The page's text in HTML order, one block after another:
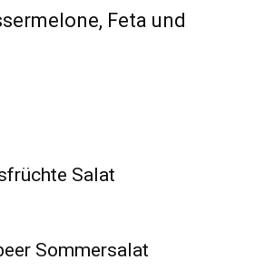
Feta und
Salat
Sommersalat